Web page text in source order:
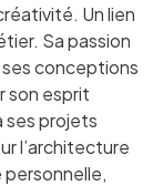
Un lien
Sa passion
conceptions
son esprit
ses projets
l’architecture
personnelle,